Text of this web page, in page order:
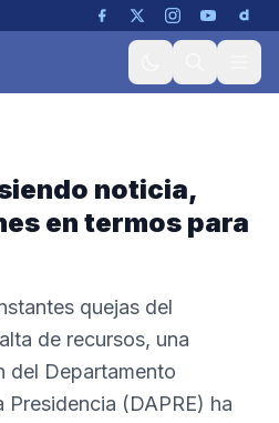
noticia,
en termos para
quejas del
de recursos, una
del Departamento
(DAPRE) ha